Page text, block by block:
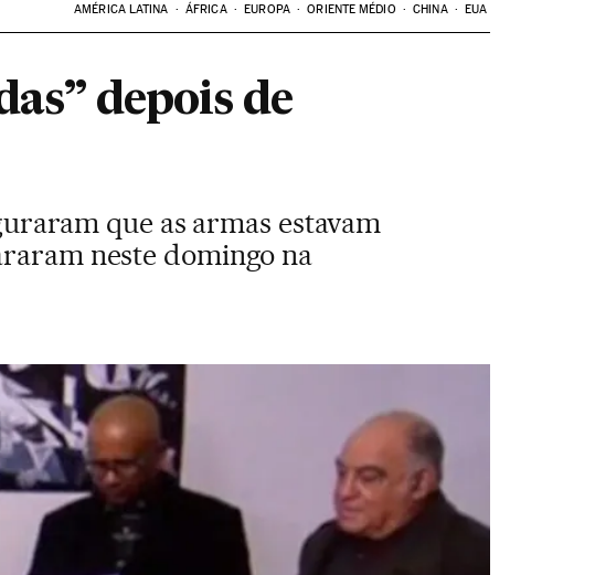
AMÉRICA LATINA ÁFRICA EUROPA ORIENTE MÉDIO CHINA EUA
depois de
que as armas estavam
neste domingo na